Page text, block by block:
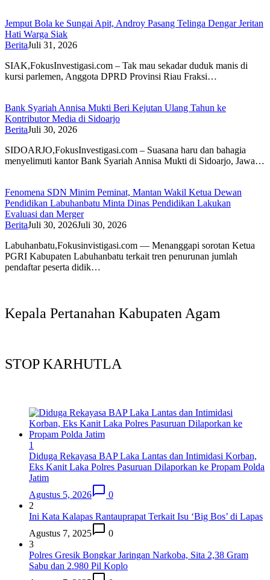
Jemput Bola ke Sungai Apit, Androy Pasang Telinga Dengar Jeritan
Hati Warga Siak
BeritaJuli 31, 2026
SIAK,FokusInvestigasi.com – Tak mau sekadar duduk manis di
kursi parlemen, Anggota DPRD Provinsi Riau Fraksi…
Bank Syariah Annisa Mukti Beri Kejutan Ulang Tahun ke
Kontributor Media di Sidoarjo
BeritaJuli 30, 2026
SIDOARJO,FokusInvestigasi.com – Suasana haru dan bahagia
menyelimuti kantor Bank Syariah Annisa Mukti di Sidoarjo, Jawa…
Fenomena SDN Minim Peminat, Mantan Wakil Ketua Dewan
Pendidikan Labuhanbatu Minta Dinas Pendidikan Lakukan
Evaluasi dan Merger
BeritaJuli 30, 2026Juli 30, 2026
Labuhanbatu,Fokusinvistigasi.com — Menanggapi sorotan Ketua
PGRI Kabupaten Labuhanbatu terkait tren penurunan jumlah
pendaftar peserta didik…
Kepala Pertanahan Kabupaten Agam
STOP KARHUTLA
1
Diduga Rekayasa BAP Laka Lantas dan Intimidasi Korban,
Eks Kanit Laka Polres Pasuruan Dilaporkan ke Propam Polda
Jatim
Agustus 5, 2026
0
2
Ini Kata Kalapas Rantauprapat Terkait Isu ‘Big Bos’ di Lapas
Agustus 7, 2025
0
3
Polres Gresik Bongkar Jaringan Narkoba, Sita 2,38 Gram
Sabu dan 2.980 Pil Koplo